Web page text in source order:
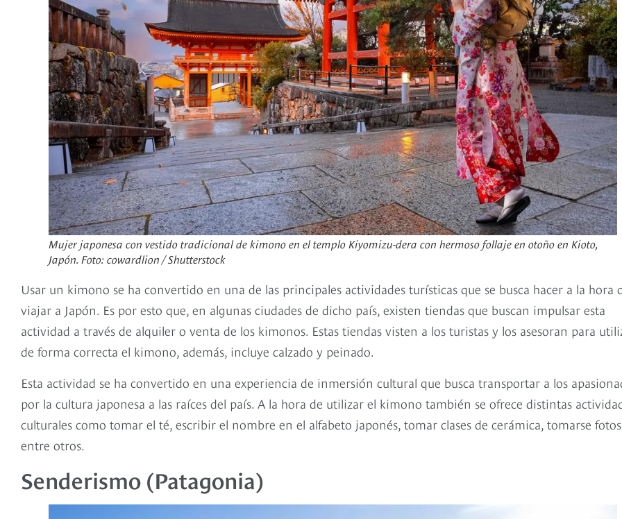
Mujer japonesa con vestido tradicional de kimono en el templo Kiyomizu-dera con hermoso follaje en otoño en Kioto,
Japón. Foto: cowardlion / Shutterstock
Usar un kimono se ha convertido en una de las principales actividades turísticas que se busca hacer a la hora
viajar a Japón. Es por esto que, en algunas ciudades de dicho país, existen tiendas que buscan impulsar esta
actividad a través de alquiler o venta de los kimonos. Estas tiendas visten a los turistas y los asesoran para
de forma correcta el kimono, además, incluye calzado y peinado.
Esta actividad se ha convertido en una experiencia de inmersión cultural que busca transportar a los
por la cultura japonesa a las raíces del país. A la hora de utilizar el kimono también se ofrece distintas
culturales como tomar el té, escribir el nombre en el alfabeto japonés, tomar clases de cerámica, tomarse
entre otros.
Senderismo (Patagonia)